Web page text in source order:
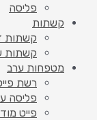
פליסה
קשתות
קשתות
קשתות
מטפחות ערב
רשת
פליסה
פייט